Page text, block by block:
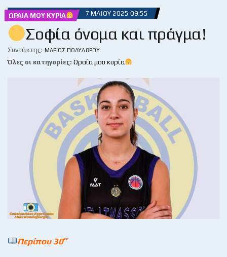
ΩΡΑΊΑ ΜΟΥ ΚΥΡΊΑ 7 ΜΑΪ́ΟΥ 2025 09:55
Σοφία όνομα και πράγμα!
Συντάκτης: ΜΆΡΙΟΣ ΠΟΛΥΔΏΡΟΥ
Όλες οι κατηγορίες: Ωραία μου κυρία
Περίπου 30″